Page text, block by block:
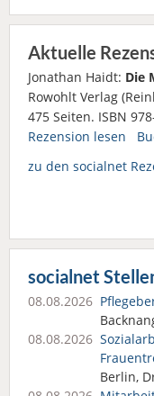
Aktuelle
Jonathan Haidt: Die
Rowohlt Verlag
475 Seiten. ISBN
Rezension lesen
zu den socialnet
socialnet
08.08.2026
08.08.2026
Berlin,